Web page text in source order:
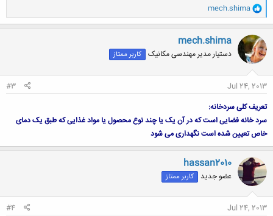
و
ا
ک
ن
ش
ه
ا
mech.shima
mech.shima
دستیار مدیر مهندسی مکانیک کاربر ممتاز
Jul 24, 2013
#3
تعریف کلی سردخانه:
سرد خانه فضایی است که در آن یک یا چند نوع محصول یا مواد غذایی که طبق یک دمای
خاص تعیین شده است نگهداری می شود
hassan2010
عضو جدید کاربر ممتاز
Jul 24, 2013
#4